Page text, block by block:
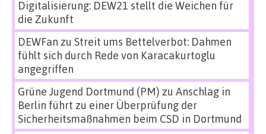
Digitalisierung: DEW21 stellt die Weichen für
die Zukunft
DEWFan zu Streit ums Bettelverbot: Dahmen
fühlt sich durch Rede von Karacakurtoglu
angegriffen
Grüne Jugend Dortmund (PM) zu Anschlag in
Berlin führt zu einer Überprüfung der
Sicherheitsmaßnahmen beim CSD in Dortmund